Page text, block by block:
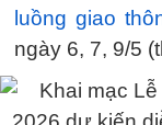
luồng giao
ngày 6, 7, 9/5